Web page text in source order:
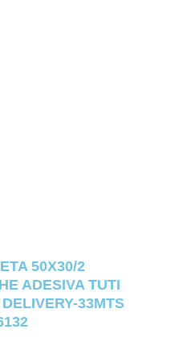
50X30/2
ADESIVA TUTI
33MTS